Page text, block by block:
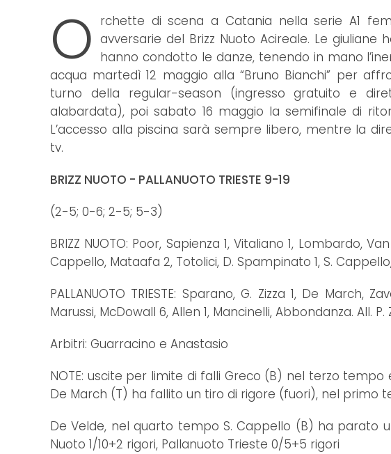
O rchette di scena a Catania nella serie A1
avversarie del Brizz Nuoto Acireale. Le
hanno condotto le danze, tenendo in mano
acqua martedì 12 maggio alla “Bruno Bianchi” per
turno della regular-season (ingresso gratuito e
alabardata), poi sabato 16 maggio la semifinale di
L’accesso alla piscina sarà sempre libero, mentre la
tv.
BRIZZ NUOTO - PALLANUOTO TRIESTE 9-19
(2-5; 0-6; 2-5; 5-3)
BRIZZ NUOTO: Poor, Sapienza 1, Vitaliano 1, Lombardo,
Cappello, Mataafa 2, Totolici, D. Spampinato 1, S.
PALLANUOTO TRIESTE: Sparano, G. Zizza 1, De
Marussi, McDowall 6, Allen 1, Mancinelli, Abbondanza. All. P.
Arbitri: Guarracino e Anastasio
NOTE: uscite per limite di falli Greco (B) nel terzo
De March (T) ha fallito un tiro di rigore (fuori), nel primo
De Velde, nel quarto tempo S. Cappello (B) ha parato
Nuoto 1/10+2 rigori, Pallanuoto Trieste 0/5+5 rigori